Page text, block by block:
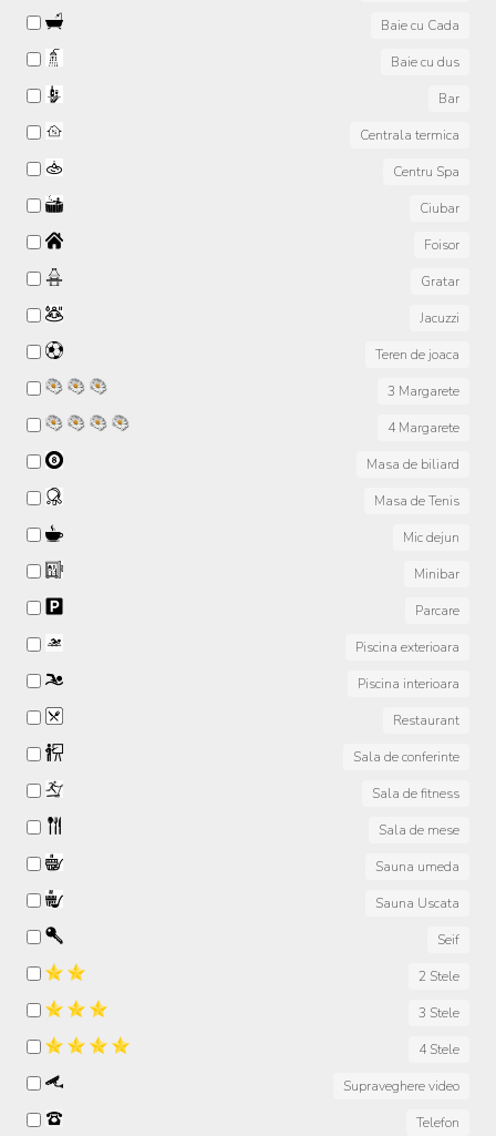
Baie cu Cada
Baie cu dus
Bar
Centrala termica
Centru Spa
Ciubar
Foisor
Gratar
Jacuzzi
Teren de joaca
3 Margarete
4 Margarete
Masa de biliard
Masa de Tenis
Mic dejun
Minibar
Parcare
Piscina exterioara
Piscina interioara
Restaurant
Sala de conferinte
Sala de fitness
Sala de mese
Sauna umeda
Sauna Uscata
Seif
2 Stele
3 Stele
4 Stele
Supraveghere video
Telefon